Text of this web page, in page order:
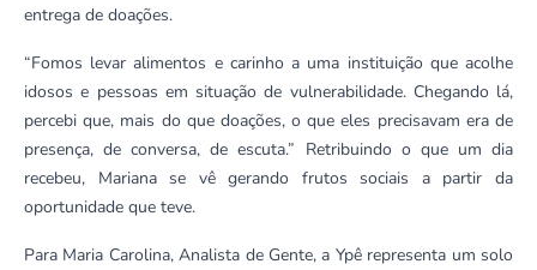
entrega de doações.
“Fomos levar alimentos e carinho a uma instituição que acolhe
idosos e pessoas em situação de vulnerabilidade. Chegando lá,
percebi que, mais do que doações, o que eles precisavam era de
presença, de conversa, de escuta.” Retribuindo o que um dia
recebeu, Mariana se vê gerando frutos sociais a partir da
oportunidade que teve.
Para Maria Carolina, Analista de Gente, a Ypê representa um solo